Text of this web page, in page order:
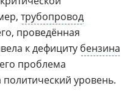
трубопровод
проведённая
к дефициту бензина
проблема
уровень.